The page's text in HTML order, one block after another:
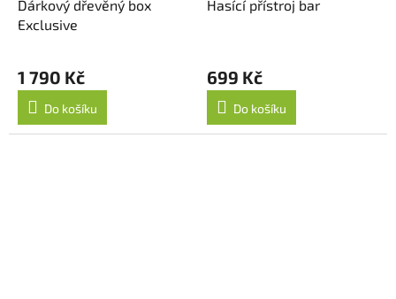
Dárkový dřevěný box
Exclusive
1 790 Kč
Do košíku
Hasící přístroj bar
699 Kč
Do košíku